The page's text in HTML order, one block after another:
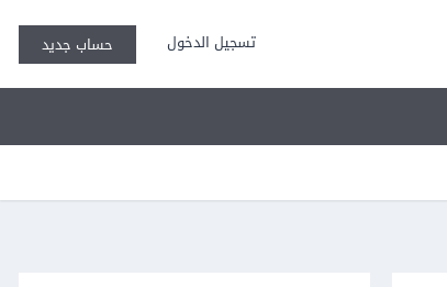
تسجيل الدخول حساب جديد